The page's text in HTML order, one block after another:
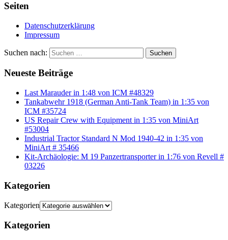
Seiten
Datenschutzerklärung
Impressum
Suchen nach: Suchen
Neueste Beiträge
Last Marauder in 1:48 von ICM #48329
Tankabwehr 1918 (German Anti-Tank Team) in 1:35 von
ICM #35724
US Repair Crew with Equipment in 1:35 von MiniArt
#53004
Industrial Tractor Standard N Mod 1940-42 in 1:35 von
MiniArt # 35466
Kit-Archäologie: M 19 Panzertransporter in 1:76 von Revell #
03226
Kategorien
Kategorien
Kategorien